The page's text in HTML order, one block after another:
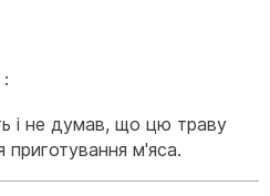
:
і не думав, що цю траву
м'яса.